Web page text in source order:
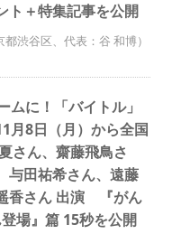
ト＋特集記事を公開
渋谷区、代表：谷 和博）
ムに！「バイトル」
月8日（月）から全国
さん、齋藤飛鳥さ
与田祐希さん、遠藤
香さん 出演 『がん
場』篇 15秒を公開